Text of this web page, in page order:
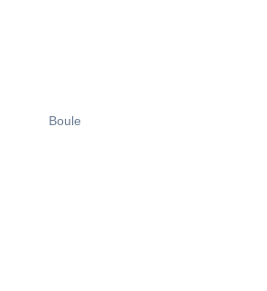
Boule